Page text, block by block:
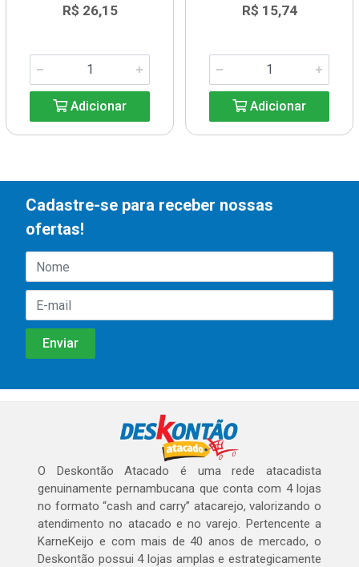
R$ 26,15
Adicionar
R$ 15,74
Adicionar
Cadastre-se para receber nossas
ofertas!
O Deskontão Atacado é uma rede atacadista
genuinamente pernambucana que conta com 4 lojas
no formato “cash and carry” atacarejo, valorizando o
atendimento no atacado e no varejo. Pertencente a
KarneKeijo e com mais de 40 anos de mercado, o
Deskontão possui 4 lojas amplas e estrategicamente